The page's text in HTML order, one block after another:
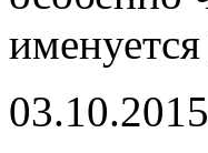
03.10.2015